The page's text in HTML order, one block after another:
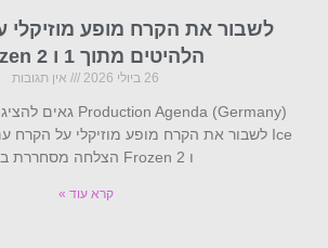
לשבור את הקרח מופע
הלהיטים מתוך 1 ו Frozen 2
26 ביולי 2026 אין תגובות
ו Frozen 2 הצלחה מסחררת ב-20
קרא עוד »